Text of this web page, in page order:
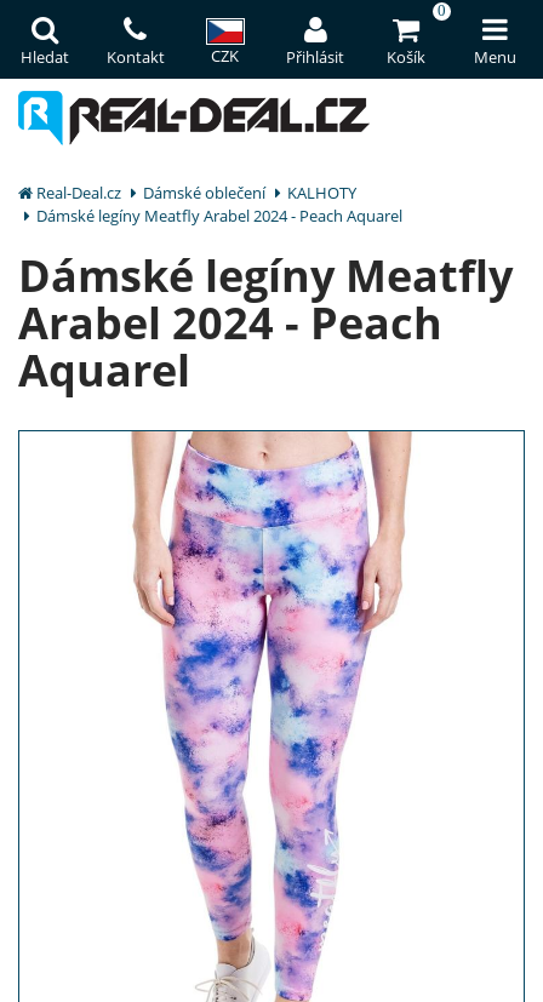
Hledat Kontakt CZK Přihlásit
0
Košík Menu
Real-Deal.cz Dámské oblečení
KALHOTY
Dámské legíny Meatfly Arabel 2024 - Peach Aquarel
Dámské legíny Meatfly
Arabel 2024 - Peach
Aquarel